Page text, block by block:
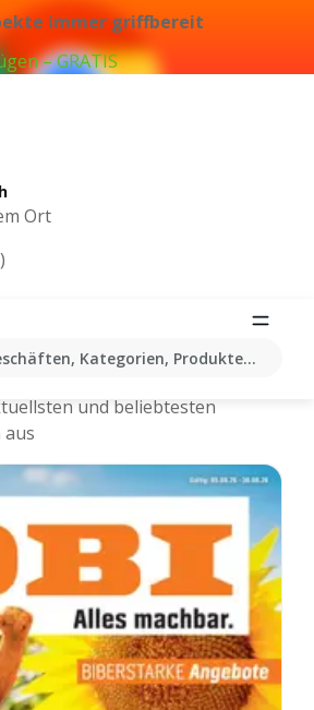
immer griffbereit
– GRATIS
Ort
Kategorien, Produkten...
Bülach Aktionen,
und beliebtesten